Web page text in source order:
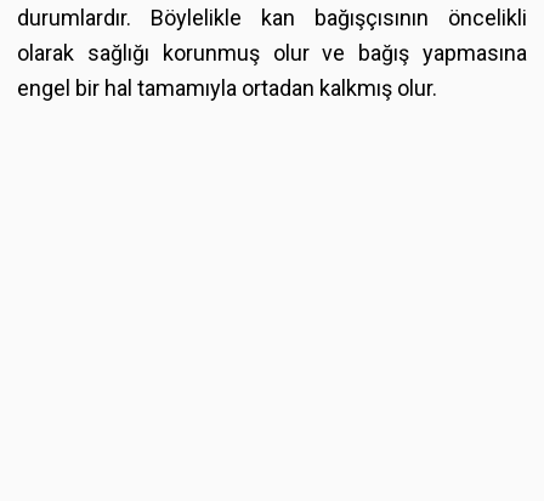
durumlardır. Böylelikle kan bağışçısının öncelikli
olarak sağlığı korunmuş olur ve bağış yapmasına
engel bir hal tamamıyla ortadan kalkmış olur.